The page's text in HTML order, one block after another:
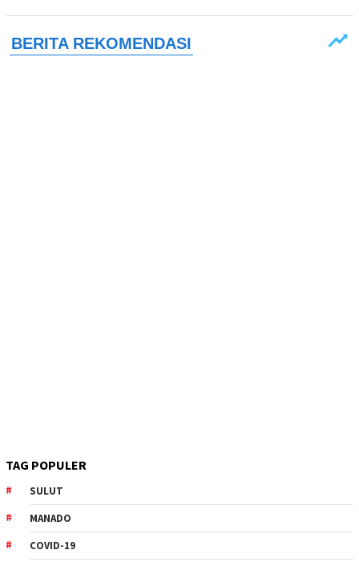
TAG POPULER
SULUT
MANADO
COVID-19